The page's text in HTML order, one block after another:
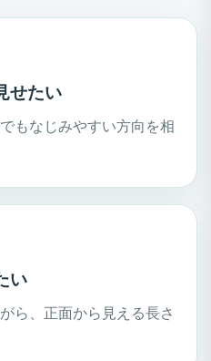
せたい
もなじみやすい方向を相
い
ら、正面から見える長さ